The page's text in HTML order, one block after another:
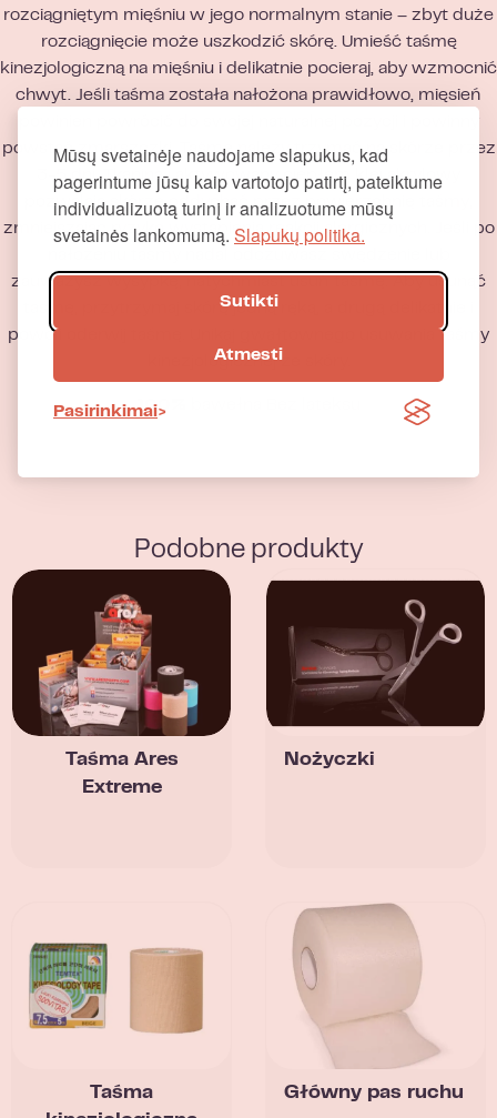
Mūsų svetainėje naudojame slapukus, kad
pagerintume jūsų kaip vartotojo patirtį, pateiktume
individualizuotą turinį ir analizuotume mūsų
svetainės lankomumą. Slapukų politika.
Sutikti
Atmesti
Pasirinkimai
rozciągniętym mięśniu w jego normalnym stanie – zbyt duże
rozciągnięcie może uszkodzić skórę. Umieść taśmę
kinezjologiczną na mięśniu i delikatnie pocieraj, aby wzmocnić
chwyt. Jeśli taśma została nałożona prawidłowo, mięsień
powstać zmarszczki. Taśmę należy trzymać na skórze przez
3-5 dni. Tkanina i aktywowany ciepłem klej akrylowy
pozwalają skórze oddychać przez powierzchnię taśmy,
zmniejszając ryzyko wystąpienia reakcji alergicznych. Jeśli po
zauważysz wysypkę, natychmiast usuń taśmę. Aby usunąć
taśmę, przytrzymaj skórę jedną ręką, a drugą delikatnie i
powoli oderwij taśmę. Unikaj gwałtownego usuwania taśmy
kinezjologicznej ze skóry.
100%
Podobne produkty
Taśma Ares
Extreme
Nożyczki
Taśma
Główny pas ruchu